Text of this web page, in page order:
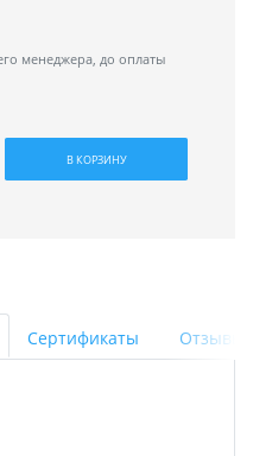
менеджера, до оплаты
В КОРЗИНУ
Сертификаты
Отзывы